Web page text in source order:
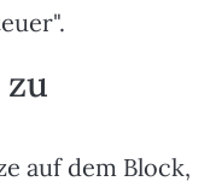
auf dem Block,